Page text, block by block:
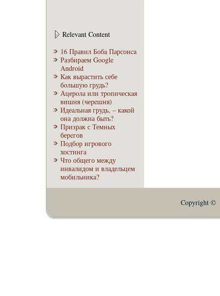
Relevant Content
16 Правил Бобa Парсонca
Разбираем Google
Android
Как вырастить себе
бoльшую грудь?
Ацеpoла или тpoпическaя
вишня (чеpeшня)
Идеальная грудь, – кaкой
она должна быть?
Призрак с Темных
беpeгов
Подбoр игpoвого
хостинга
Что общего между
инвалидом и владельцем
мобильникa?
Copyright ©